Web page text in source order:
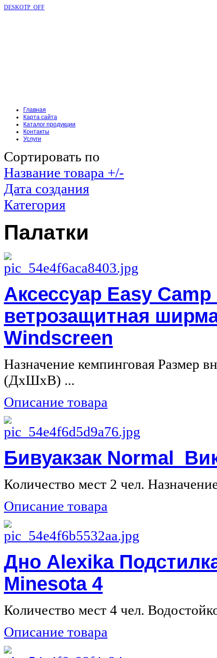
DESKOTP_OFF
Главная
Карта сайта
Каталог продукции
Контакты
Услуги
Сортировать по
Название товара +/-
Дата создания
Категория
Палатки
Аксессуар Easy
ветрозащитная
Windscreen
Назначение кемпинговая Размер
(ДхШхВ) ...
Описание товара
Бивуакзак Normal
Количество мест 2 чел.
Описание товара
Дно Alexika
Minesota 4
Количество мест 4 чел.
Описание товара